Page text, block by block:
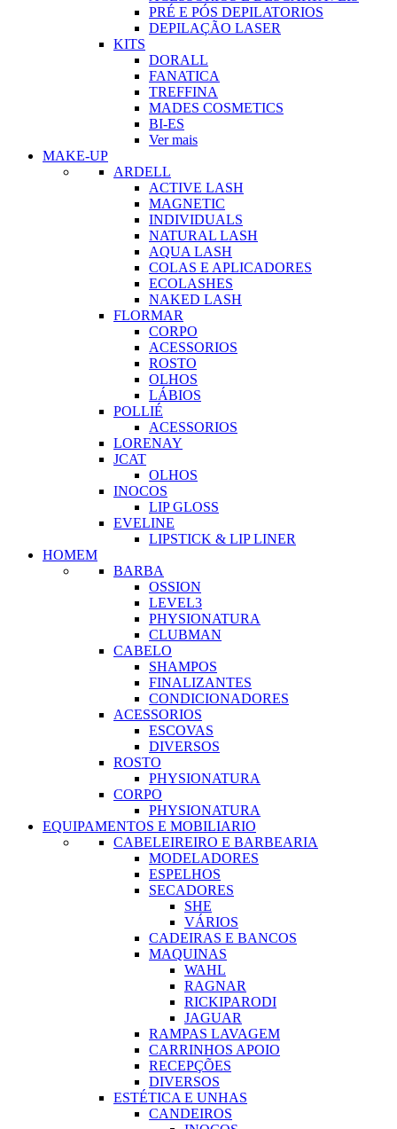
PRÉ E PÓS DEPILATORIOS
DEPILAÇÃO LASER
KITS
DORALL
FANATICA
TREFFINA
MADES COSMETICS
BI-ES
Ver mais
MAKE-UP
ARDELL
ACTIVE LASH
MAGNETIC
INDIVIDUALS
NATURAL LASH
AQUA LASH
COLAS E APLICADORES
ECOLASHES
NAKED LASH
FLORMAR
CORPO
ACESSORIOS
ROSTO
OLHOS
LÁBIOS
POLLIÉ
ACESSORIOS
LORENAY
JCAT
OLHOS
INOCOS
LIP GLOSS
EVELINE
LIPSTICK & LIP LINER
HOMEM
BARBA
OSSION
LEVEL3
PHYSIONATURA
CLUBMAN
CABELO
SHAMPOS
FINALIZANTES
CONDICIONADORES
ACESSORIOS
ESCOVAS
DIVERSOS
ROSTO
PHYSIONATURA
CORPO
PHYSIONATURA
EQUIPAMENTOS E MOBILIARIO
CABELEIREIRO E BARBEARIA
MODELADORES
ESPELHOS
SECADORES
SHE
VÁRIOS
CADEIRAS E BANCOS
MAQUINAS
WAHL
RAGNAR
RICKIPARODI
JAGUAR
RAMPAS LAVAGEM
CARRINHOS APOIO
RECEPÇÕES
DIVERSOS
ESTÉTICA E UNHAS
CANDEIROS